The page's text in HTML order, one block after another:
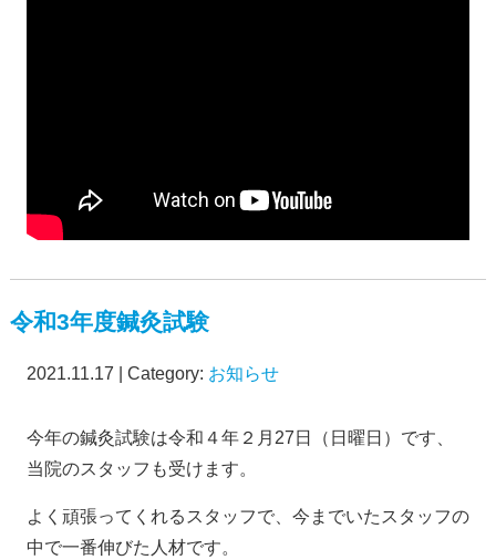
令和3年度鍼灸試験
2021.11.17 | Category: お知らせ
今年の鍼灸試験は令和４年２月27日（日曜日）です、
当院のスタッフも受けます。
よく頑張ってくれるスタッフで、今までいたスタッフの
中で一番伸びた人材です。